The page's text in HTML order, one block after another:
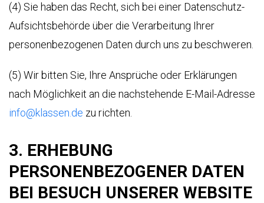
(4) Sie haben das Recht, sich bei einer Datenschutz-
Aufsichtsbehörde über die Verarbeitung Ihrer
personenbezogenen Daten durch uns zu beschweren.
(5) Wir bitten Sie, Ihre Ansprüche oder Erklärungen
nach Möglichkeit an die nachstehende E-Mail-Adresse
info@klassen.de zu richten.
3. ERHEBUNG
PERSONENBEZOGENER DATEN
BEI BESUCH UNSERER WEBSITE